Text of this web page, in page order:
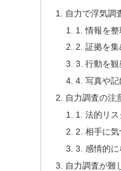
自力で浮気調
1. 情報を整
2. 証拠を集
3. 行動を観
4. 写真や記
自力調査の注
1. 法的リ
2. 相手に
3. 感情的
自力調査が難